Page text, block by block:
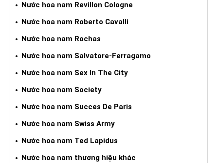
Nước hoa nam Revillon Cologne
Nước hoa nam Roberto Cavalli
Nước hoa nam Rochas
Nước hoa nam Salvatore-Ferragamo
Nước hoa nam Sex In The City
Nước hoa nam Society
Nước hoa nam Succes De Paris
Nước hoa nam Swiss Army
Nước hoa nam Ted Lapidus
Nước hoa nam thương hiệu khác